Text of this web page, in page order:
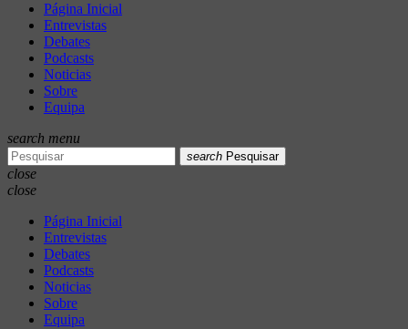
Página Inicial
Entrevistas
Debates
Podcasts
Noticias
Sobre
Equipa
search menu
search Pesquisar
close
close
Página Inicial
Entrevistas
Debates
Podcasts
Noticias
Sobre
Equipa